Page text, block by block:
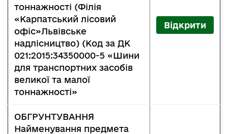
тоннажності (Філія
«Карпатський лісовий
офіс»Львівське
надлісництво) (Код за ДК
021:2015:34350000-5 «Шини
для транспортних засобів
великої та малої
тоннажності»
Відкрити
ОБГРУНТУВАННЯ
Найменування предмета